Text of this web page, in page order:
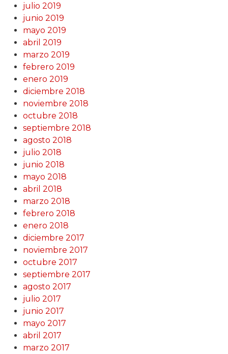
julio 2019
junio 2019
mayo 2019
abril 2019
marzo 2019
febrero 2019
enero 2019
diciembre 2018
noviembre 2018
octubre 2018
septiembre 2018
agosto 2018
julio 2018
junio 2018
mayo 2018
abril 2018
marzo 2018
febrero 2018
enero 2018
diciembre 2017
noviembre 2017
octubre 2017
septiembre 2017
agosto 2017
julio 2017
junio 2017
mayo 2017
abril 2017
marzo 2017